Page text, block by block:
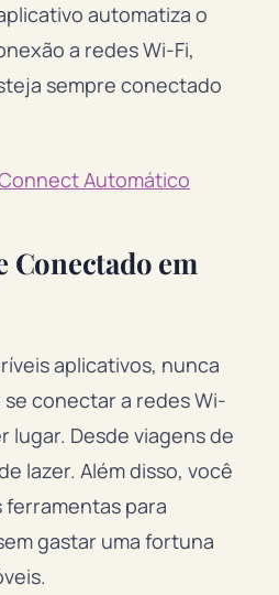
automatiza o
a redes Wi-Fi,
sempre conectado
Automático
Conectado em
aplicativos, nunca
conectar a redes Wi-
lugar. Desde viagens de
lazer. Além disso, você
para
gastar uma fortuna